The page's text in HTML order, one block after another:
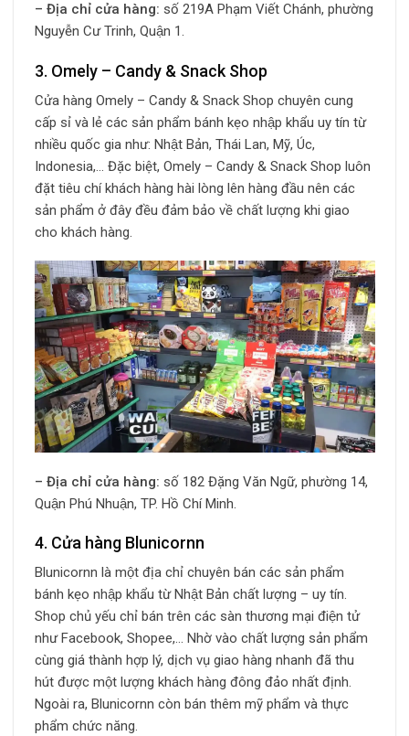
– Địa chỉ cửa hàng: số 219A Phạm Viết Chánh, phường
Nguyễn Cư Trinh, Quận 1.
3. Omely – Candy & Snack Shop
Cửa hàng Omely – Candy & Snack Shop chuyên cung
cấp sỉ và lẻ các sản phẩm bánh kẹo nhập khẩu uy tín từ
nhiều quốc gia như: Nhật Bản, Thái Lan, Mỹ, Úc,
Indonesia,… Đặc biệt, Omely – Candy & Snack Shop luôn
đặt tiêu chí khách hàng hài lòng lên hàng đầu nên các
sản phẩm ở đây đều đảm bảo về chất lượng khi giao
cho khách hàng.
– Địa chỉ cửa hàng: số 182 Đặng Văn Ngữ, phường 14,
Quận Phú Nhuận, TP. Hồ Chí Minh.
4. Cửa hàng Blunicornn
Blunicornn là một địa chỉ chuyên bán các sản phẩm
bánh kẹo nhập khẩu từ Nhật Bản chất lượng – uy tín.
Shop chủ yếu chỉ bán trên các sàn thương mại điện tử
như Facebook, Shopee,… Nhờ vào chất lượng sản phẩm
cùng giá thành hợp lý, dịch vụ giao hàng nhanh đã thu
hút được một lượng khách hàng đông đảo nhất định.
Ngoài ra, Blunicornn còn bán thêm mỹ phẩm và thực
phẩm chức năng.